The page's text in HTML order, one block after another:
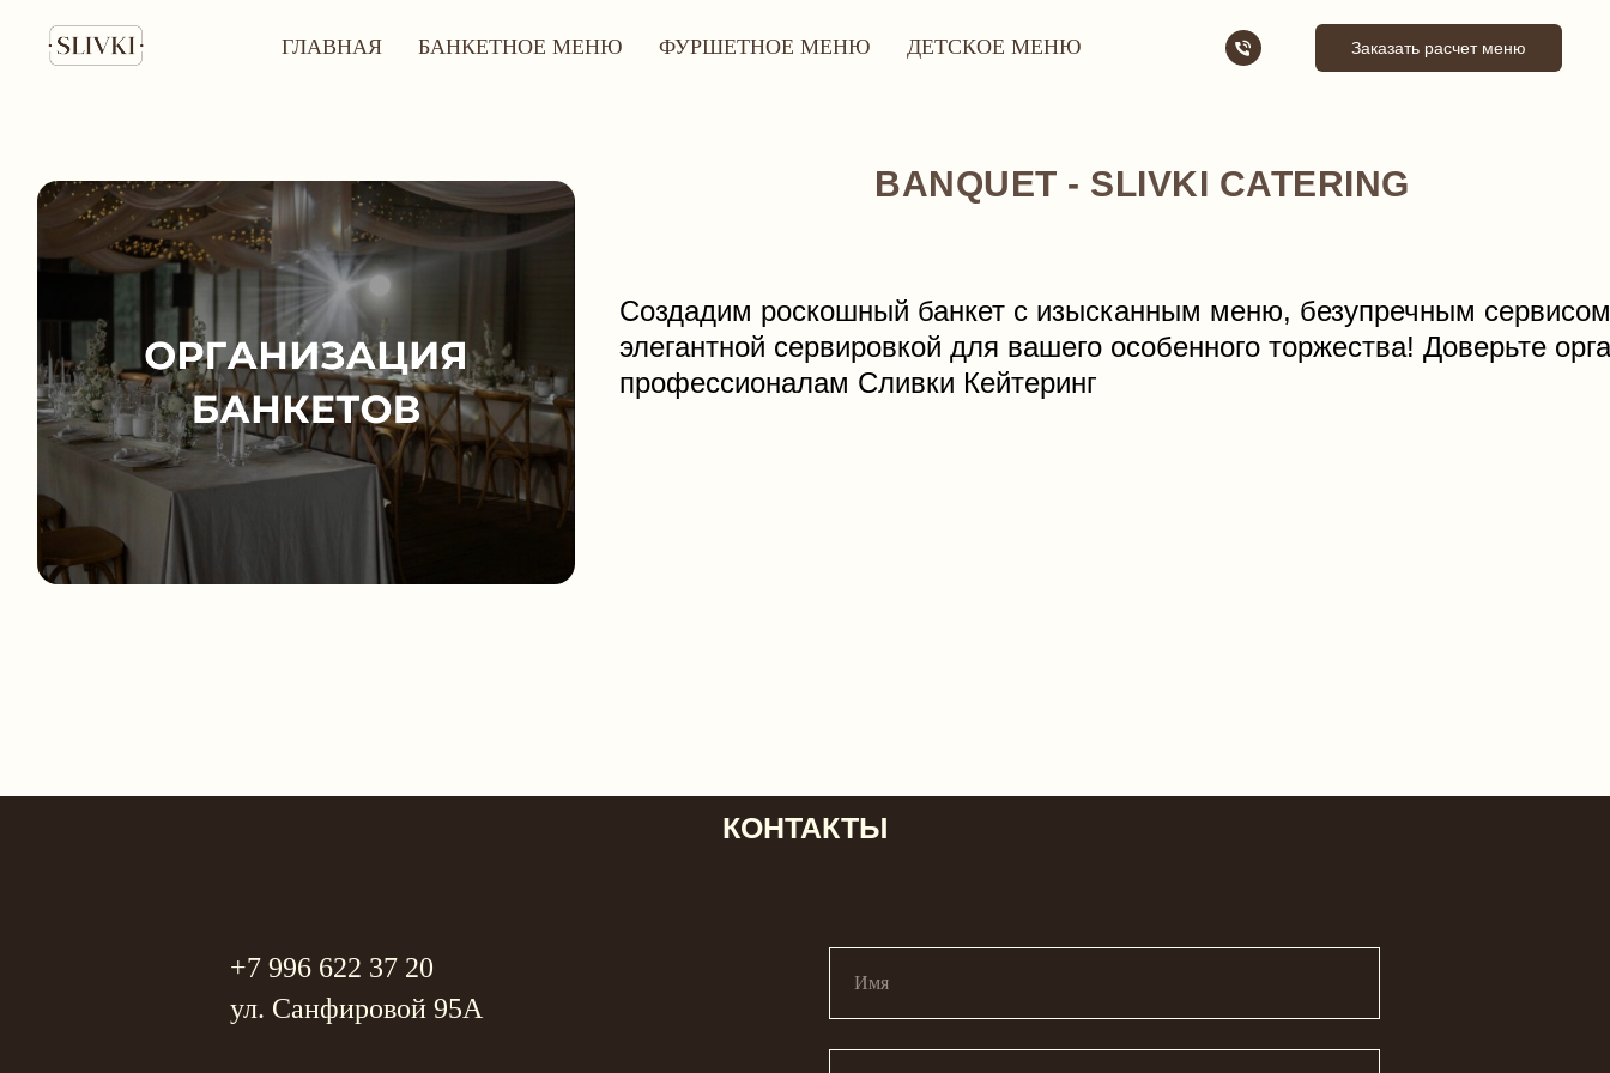
ГЛАВНАЯ БАНКЕТНОЕ МЕНЮ ФУРШЕТНОЕ МЕНЮ ДЕТСКОЕ МЕНЮ Заказать расчет меню
Создадим роскошный банкет с изысканным меню, безупречным
элегантной сервировкой для вашего особенного торжества! Доверьте
профессионалам Сливки Кейтеринг
BANQUET - SLIVKI CATERING
КОНТАКТЫ
+7 996 622 37 20
ул. Санфировой 95А